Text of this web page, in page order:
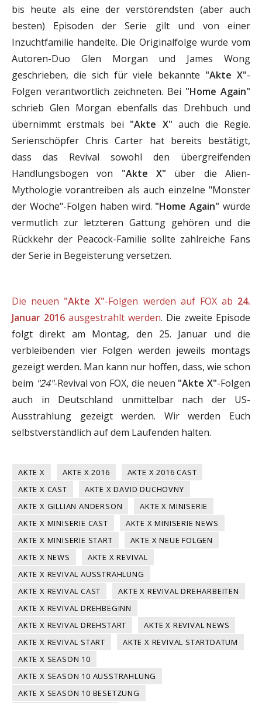
bis heute als eine der verstörendsten (aber auch
besten) Episoden der Serie gilt und von einer
Inzuchtfamilie handelte. Die Originalfolge wurde vom
Autoren-Duo Glen Morgan und James Wong
geschrieben, die sich für viele bekannte "Akte X"-
Folgen verantwortlich zeichneten. Bei "Home Again"
schrieb Glen Morgan ebenfalls das Drehbuch und
übernimmt erstmals bei "Akte X" auch die Regie.
Serienschöpfer Chris Carter hat bereits bestätigt,
dass das Revival sowohl den übergreifenden
Handlungsbogen von "Akte X" über die Alien-
Mythologie vorantreiben als auch einzelne "Monster
der Woche"-Folgen haben wird. "Home Again" würde
vermutlich zur letzteren Gattung gehören und die
Rückkehr der Peacock-Familie sollte zahlreiche Fans
der Serie in Begeisterung versetzen.
Die neuen "Akte X"-Folgen werden auf FOX ab 24.
Januar 2016 ausgestrahlt werden. Die zweite Episode
folgt direkt am Montag, den 25. Januar und die
verbleibenden vier Folgen werden jeweils montags
gezeigt werden. Man kann nur hoffen, dass, wie schon
beim "24"-Revival von FOX, die neuen "Akte X"-Folgen
auch in Deutschland unmittelbar nach der US-
Ausstrahlung gezeigt werden. Wir werden Euch
selbstverständlich auf dem Laufenden halten.
AKTE X AKTE X 2016
AKTE X 2016 CAST
AKTE X CAST
AKTE X DAVID DUCHOVNY
AKTE X GILLIAN ANDERSON
AKTE X MINISERIE
AKTE X MINISERIE CAST
AKTE X MINISERIE NEWS
AKTE X MINISERIE START
AKTE X NEUE FOLGEN
AKTE X NEWS
AKTE X REVIVAL
AKTE X REVIVAL AUSSTRAHLUNG
AKTE X REVIVAL CAST
AKTE X REVIVAL DREHARBEITEN
AKTE X REVIVAL DREHBEGINN
AKTE X REVIVAL DREHSTART
AKTE X REVIVAL NEWS
AKTE X REVIVAL START
AKTE X REVIVAL STARTDATUM
AKTE X SEASON 10
AKTE X SEASON 10 AUSSTRAHLUNG
AKTE X SEASON 10 BESETZUNG